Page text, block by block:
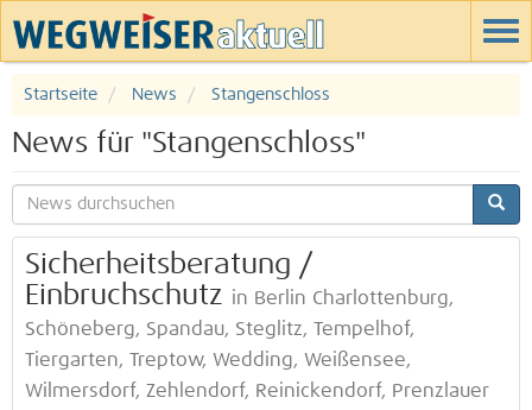
Startseite News Stangenschloss
News für "Stangenschloss"
Sicherheitsberatung /
Einbruchschutz in Berlin Charlottenburg,
Schöneberg, Spandau, Steglitz, Tempelhof,
Tiergarten, Treptow, Wedding, Weißensee,
Wilmersdorf, Zehlendorf, Reinickendorf, Prenzlauer